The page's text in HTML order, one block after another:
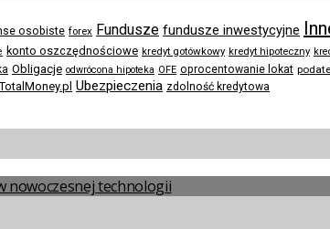
osobiste forex Fundusze fundusze inwestycyjne
konto oszczędnościowe kredyt gotówkowy kredyt hipoteczny
Obligacje odwrócona hipoteka OFE oprocentowanie lokat
TotalMoney.pl Ubezpieczenia zdolność kredytowa
nowoczesnej technologii